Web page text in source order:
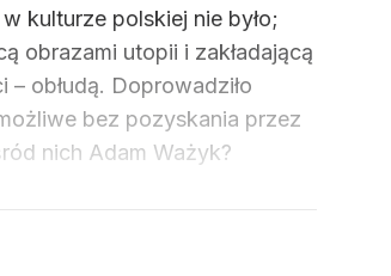
kulturze polskiej nie było;
obrazami utopii i zakładającą
obłudą. Doprowadziło
bez pozyskania przez
nich Adam Ważyk?